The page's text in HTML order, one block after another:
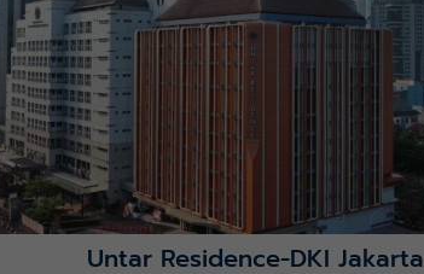
Untar Residence-DKI Jakarta